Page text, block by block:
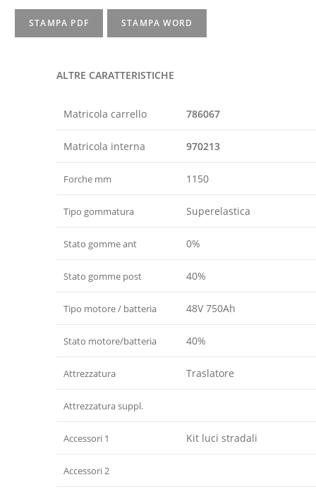
STAMPA PDF STAMPA WORD
ALTRE CARATTERISTICHE
Matricola carrello 786067
Matricola interna 970213
Forche mm 1150
Tipo gommatura Superelastica
Stato gomme ant 0%
Stato gomme post 40%
Tipo motore / batteria 48V 750Ah
Stato motore/batteria 40%
Attrezzatura Traslatore
Attrezzatura suppl.
Accessori 1 Kit luci stradali
Accessori 2